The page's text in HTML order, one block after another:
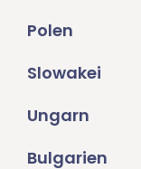
Polen
Slowakei
Ungarn
Bulgarien